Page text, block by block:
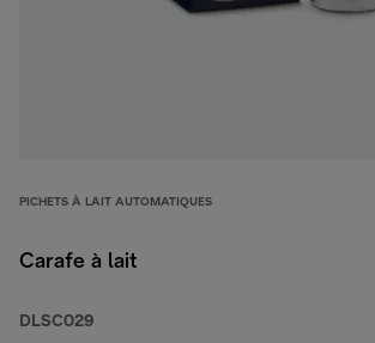
PICHETS À LAIT AUTOMATIQUES
Carafe à lait
DLSC029